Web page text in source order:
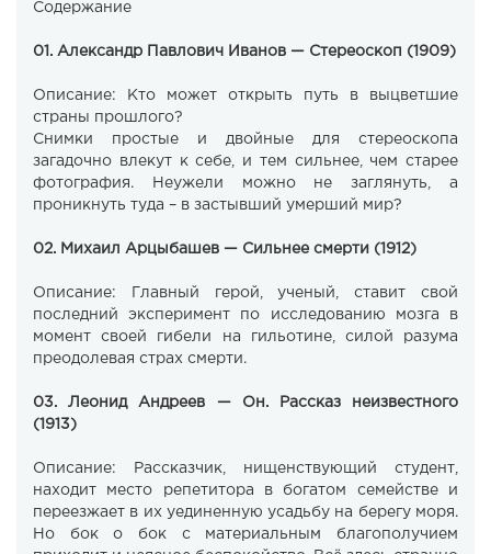
Содержание
01. Александр Павлович Иванов — Стереоскоп (1909)
Описание: Кто может открыть путь в выцветшие
страны прошлого?
Снимки простые и двойные для стереоскопа
загадочно влекут к себе, и тем сильнее, чем старее
фотография. Неужели можно не заглянуть, а
проникнуть туда – в застывший умерший мир?
02. Михаил Арцыбашев — Сильнее смерти (1912)
Описание: Главный герой, ученый, ставит свой
последний эксперимент по исследованию мозга в
момент своей гибели на гильотине, силой разума
преодолевая страх смерти.
03. Леонид Андреев — Он. Рассказ неизвестного
(1913)
Описание: Рассказчик, нищенствующий студент,
находит место репетитора в богатом семействе и
переезжает в их уединенную усадьбу на берегу моря.
Но бок о бок с материальным благополучием